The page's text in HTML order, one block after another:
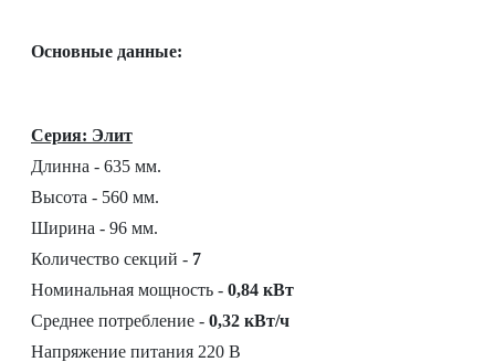
Основные данные:
Серия: Элит
Длинна - 635 мм.
Высота - 560 мм.
Ширина - 96 мм.
Количество секций - 7
Номинальная мощность - 0,84 кВт
Среднее потребление - 0,32 кВт/ч
Напряжение питания 220 В